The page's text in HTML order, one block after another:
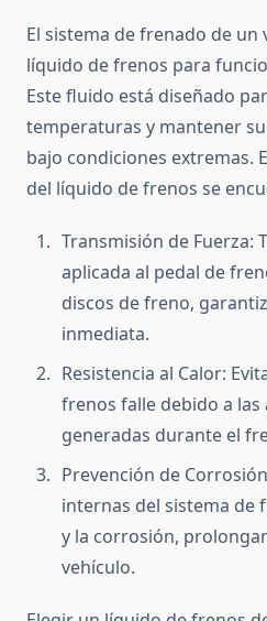
El sistema de frenado de un
líquido de frenos para
Este fluido está diseñado
temperaturas y mantener
bajo condiciones extremas.
del líquido de frenos se
Transmisión de Fuerza:
aplicada al pedal de
discos de freno,
inmediata.
Resistencia al Calor:
frenos falle debido a
generadas durante el
Prevención de
internas del sistema de
y la corrosión,
vehículo.